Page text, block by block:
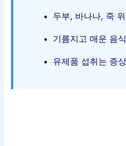
두부, 바나나, 죽
기름지고 매운 음
유제품 섭취는 증